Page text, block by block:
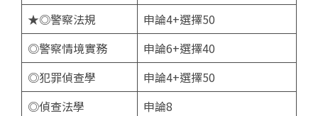
★◎警察法規
申論4+選擇50
◎警察情境實務
申論6+選擇40
◎犯罪偵查學
申論4+選擇50
◎偵查法學
申論8